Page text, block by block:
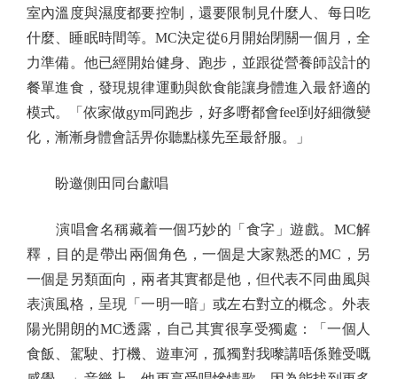
室內溫度與濕度都要控制，還要限制見什麼人、每日吃
什麼、睡眠時間等。MC決定從6月開始閉關一個月，全
力準備。他已經開始健身、跑步，並跟從營養師設計的
餐單進食，發現規律運動與飲食能讓身體進入最舒適的
模式。「依家做gym同跑步，好多嘢都會feel到好細微變
化，漸漸身體會話畀你聽點樣先至最舒服。」
盼邀側田同台獻唱
演唱會名稱藏着一個巧妙的「食字」遊戲。MC解
釋，目的是帶出兩個角色，一個是大家熟悉的MC，另
一個是另類面向，兩者其實都是他，但代表不同曲風與
表演風格，呈現「一明一暗」或左右對立的概念。外表
陽光開朗的MC透露，自己其實很享受獨處：「一個人
食飯、駕駛、打機、遊車河，孤獨對我嚟講唔係難受嘅